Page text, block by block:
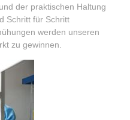
der praktischen Haltung
Schritt für Schritt
werden unseren
zu gewinnen.